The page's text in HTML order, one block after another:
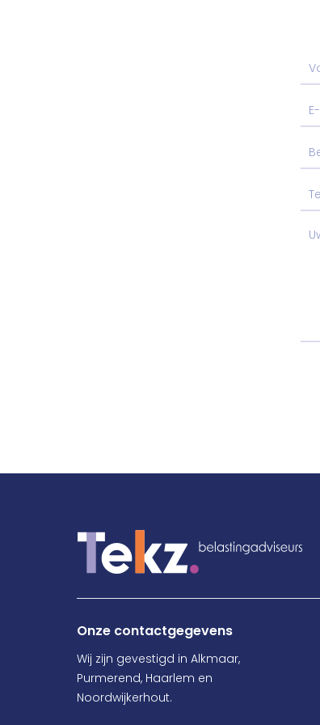
Onze contactgegevens
Wij zijn gevestigd in Alkmaar,
Purmerend, Haarlem en
Noordwijkerhout.